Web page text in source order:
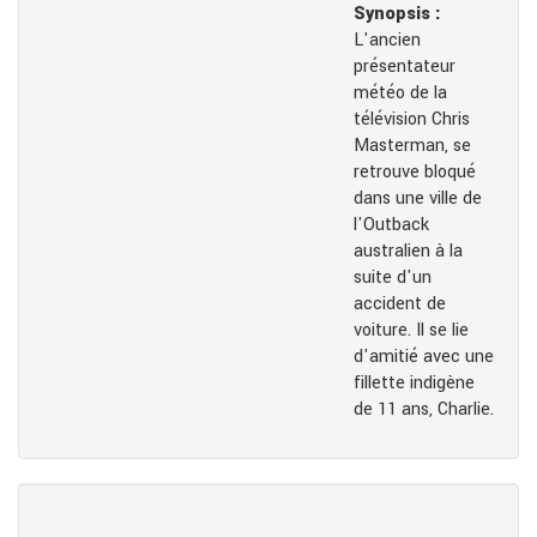
Synopsis :
L'ancien
présentateur
météo de la
télévision Chris
Masterman, se
retrouve bloqué
dans une ville de
l'Outback
australien à la
suite d'un
accident de
voiture. Il se lie
d'amitié avec une
fillette indigène
de 11 ans, Charlie.